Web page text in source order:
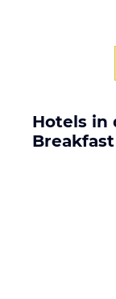
Hotels in